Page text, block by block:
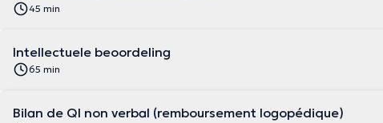
45 min
Intellectuele beoordeling
65 min
Bilan de QI non verbal (remboursement logopédique)